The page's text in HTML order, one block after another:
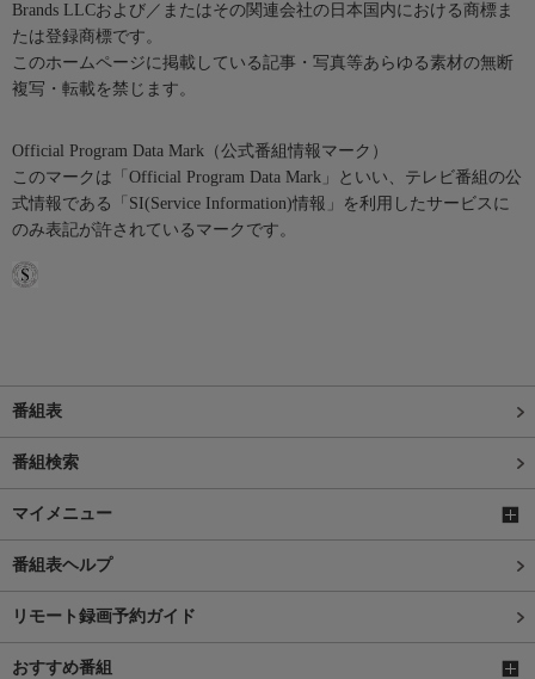
Brands LLCおよび／またはその関連会社の日本国内における商標ま
たは登録商標です。
このホームページに掲載している記事・写真等あらゆる素材の無断
複写・転載を禁じます。
Official Program Data Mark（公式番組情報マーク）
このマークは「Official Program Data Mark」といい、テレビ番組の公
式情報である「SI(Service Information)情報」を利用したサービスに
のみ表記が許されているマークです。
番組表
番組検索
マイメニュー
番組表ヘルプ
リモート録画予約ガイド
おすすめ番組